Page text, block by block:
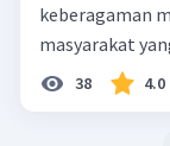
keberagaman
masyarakat yang
merupakan
ras, bahasa,
38 4.0